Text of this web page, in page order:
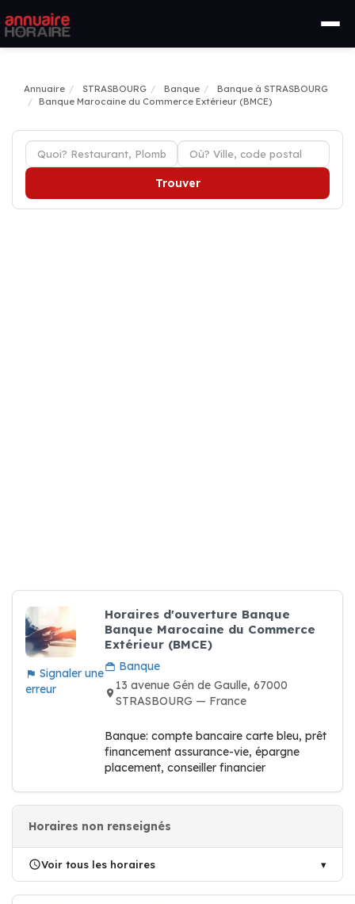
Annuaire STRASBOURG Banque
Banque à STRASBOURG
Banque Marocaine du Commerce Extérieur (BMCE)
Trouver
Signaler une
erreur
Horaires d'ouverture Banque
Banque Marocaine du Commerce
Extérieur (BMCE)
Banque
13 avenue Gén de Gaulle, 67000
STRASBOURG — France
Banque: compte bancaire carte bleu, prêt
financement assurance-vie, épargne
placement, conseiller financier
Horaires non renseignés
Voir tous les horaires